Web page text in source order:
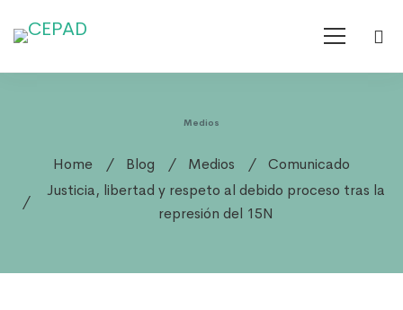
Medios
Home Blog Medios
Comunicado
Justicia, libertad y respeto al debido proceso tras la
represión del 15N